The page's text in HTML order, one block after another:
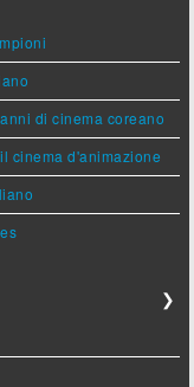
di cinema coreano
cinema d'animazione
❯